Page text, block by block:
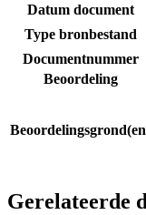
Datum document
Type bronbestand
Documentnummer
Beoordeling
Gerelateerde